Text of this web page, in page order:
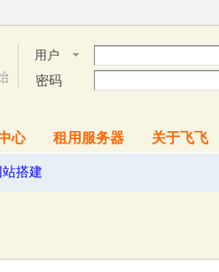
用户
名
密码
心 租用服务器 关于飞飞
站搭建